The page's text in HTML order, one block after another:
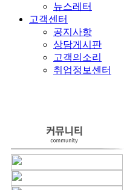
뉴스레터
고객센터
공지사항
상담게시판
고객의소리
취업정보센터